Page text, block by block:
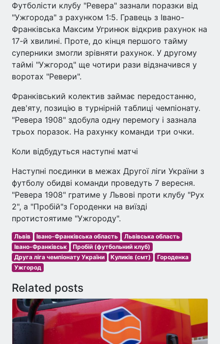
Футболісти клубу "Ревера" зазнали поразки від
"Ужгорода" з рахунком 1:5. Гравець з Івано-
Франківська Максим Угринюк відкрив рахунок на
17-й хвилині. Проте, до кінця першого тайму
суперники змогли зрівняти рахунок. У другому
таймі "Ужгород" ще чотири рази відзначився у
воротах "Ревери".
Франківський колектив займає передостанню,
дев'яту, позицію в турнірній таблиці чемпіонату.
"Ревера 1908" здобула одну перемогу і зазнала
трьох поразок. На рахунку команди три очки.
Коли відбудуться наступні матчі
Наступні поєдинки в межах Другої ліги України з
футболу обидві команди проведуть 7 вересня.
"Ревера 1908" гратиме у Львові проти клубу "Рух
2", а "Пробій"з Городенки на виїзді
протистоятиме "Ужгороду".
Львів Івано-Франківська область
Львівська область
Івано-Франківськ
Пробій (футбольний клуб)
Друга ліга чемпіонату України
Куликів (смт)
Городенка
Ужгород
Related posts